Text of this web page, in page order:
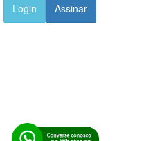
Login
Assinar